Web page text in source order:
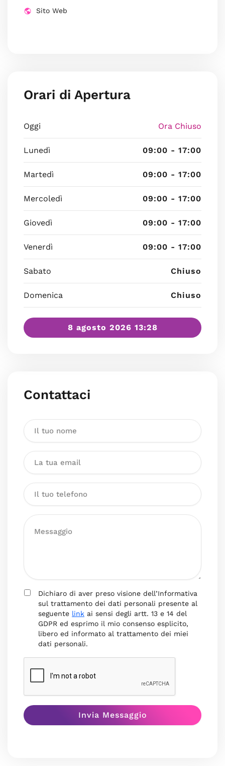
Sito Web
Orari di Apertura
Oggi Ora Chiuso
Lunedì 09:00 - 17:00
Martedì 09:00 - 17:00
Mercoledì 09:00 - 17:00
Giovedì 09:00 - 17:00
Venerdì 09:00 - 17:00
Sabato Chiuso
Domenica Chiuso
8 agosto 2026 13:28
Contattaci
Dichiaro di aver preso visione dell’Informativa
sul trattamento dei dati personali presente al
seguente link ai sensi degli artt. 13 e 14 del
GDPR ed esprimo il mio consenso esplicito,
libero ed informato al trattamento dei miei
dati personali.